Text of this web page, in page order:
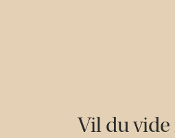
Vil du vide